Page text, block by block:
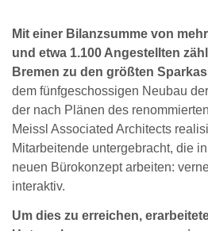
Mit einer Bilanzsumme von
und etwa 1.100 Angestellten
Bremen zu den größten
dem fünfgeschossigen Neubau
der nach Plänen des
Meissl Associated Architects
Mitarbeitende untergebracht, die
neuen Bürokonzept arbeiten:
interaktiv.
Um dies zu erreichen,